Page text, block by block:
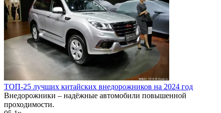
ТОП-25 лучших китайских внедорожников на 2024 год
Внедорожники – надёжные автомобили повышенной
проходимости.